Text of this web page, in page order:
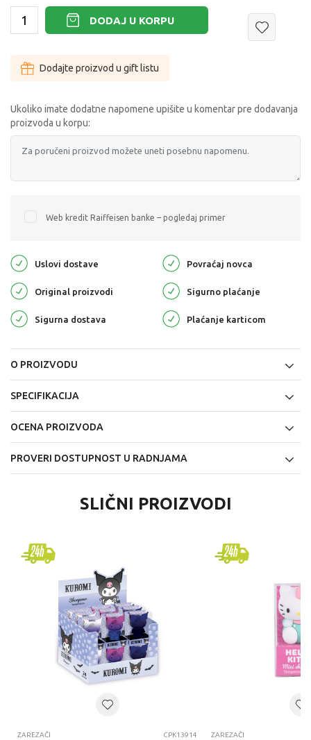
DODAJ U KORPU
Dodajte proizvod u gift listu
Ukoliko imate dodatne napomene upišite u komentar pre dodavanja
proizvoda u korpu:
Web kredit Raiffeisen banke – pogledaj primer
Uslovi dostave Povraćaj novca
Original proizvodi Sigurno plaćanje
Sigurna dostava Plaćanje karticom
O PROIZVODU
SPECIFIKACIJA
OCENA PROIZVODA
PROVERI DOSTUPNOST U RADNJAMA
SLIČNI PROIZVODI
ZAREZAČI CPK13914 ZAREZAČI